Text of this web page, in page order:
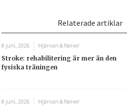
Rörelseapparaten
Relaterade artiklar
8 juni, 2026
Hjärnan & Nerver
Stroke: rehabilitering är mer än den
fysiska träningen
8 juni, 2026
Hjärnan & Nerver